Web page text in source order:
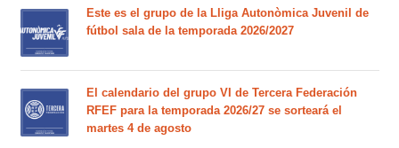
Este es el grupo de la Lliga Autonòmica Juvenil de
fútbol sala de la temporada 2026/2027
El calendario del grupo VI de Tercera Federación
RFEF para la temporada 2026/27 se sorteará el
martes 4 de agosto